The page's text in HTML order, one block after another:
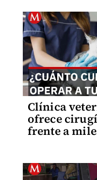
Clínica
ofrece
frente a